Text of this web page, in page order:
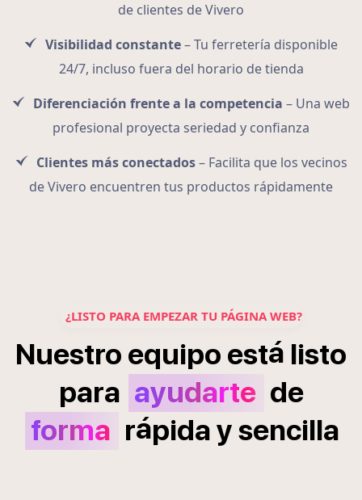
de clientes de Vivero
Visibilidad constante– Tu ferretería disponible
24/7, incluso fuera del horario de tienda
Diferenciación frente a la competencia – Una web
profesional proyecta seriedad y confianza
Clientes más conectados– Facilita que los vecinos
de Vivero encuentren tus productos rápidamente
¿LISTO PARA EMPEZAR TU PÁGINA WEB?
Nuestro equipo está listo
para ayudarte de
forma rápidaysencilla